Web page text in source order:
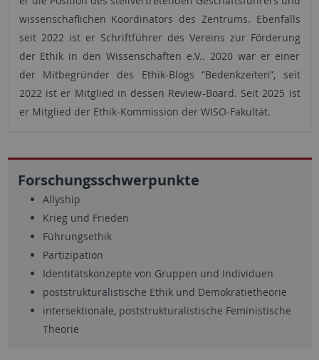
wissenschaflichen Koordinators des Zentrums. Ebenfalls
seit 2022 ist er Schriftführer des Vereins zur Förderung
der Ethik in den Wissenschaften e.V.. 2020 war er einer
der Mitbegründer des Ethik-Blogs “Bedenkzeiten”, seit
2022 ist er Mitglied in dessen Review-Board. Seit 2025 ist
er Mitglied der Ethik-Kommission der WISO-Fakultät.
Forschungsschwerpunkte
Allyship
Krieg und Frieden
Führungsethik
Partizipation
Identitätskonzepte von Gruppen und Individuen
poststrukturalistische Ethik und Demokratietheorie
intersektionale, poststrukturalistische Feministische
Theorie